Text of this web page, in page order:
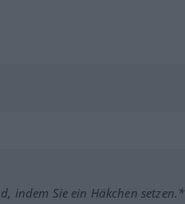
indem Sie ein Häkchen setzen.*